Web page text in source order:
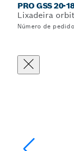
PRO GSS 20-
Lixadeira
Número de